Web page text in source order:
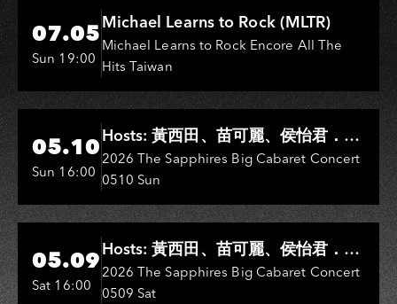
Hi-Ing Music Hall
07.05
Sun 19:00
Michael Learns to Rock (MLTR)
Michael Learns to Rock Encore All The
Hits Taiwan
Hi-Ing Music Hall
05.10
Sun 16:00
Hosts: 黃西田、苗可麗、侯怡君．
Entertainers: 葉啟田、鳥來嬤-吳
敏、王彩樺、王瑞霞、吳淑敏、施文
彬、邵大倫、曹雅雯、陳孟賢、黃露
瑤
2026 The Sapphires Big Cabaret Concert
0510 Sun
Hi-Ing Music Hall
05.09
Sat 16:00
Hosts: 黃西田、苗可麗、侯怡君．
Entertainers: 葉啟田、鳥來嬤-吳
敏、張秀卿、王彩樺、吳淑敏、施文
2026 The Sapphires Big Cabaret Concert
0509 Sat